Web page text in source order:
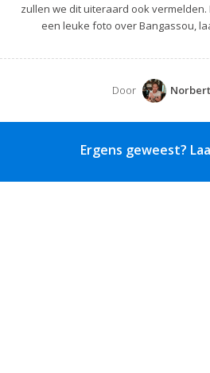
zullen we dit uiteraard ook
een leuke foto over Bangassou,
Door
Ergens geweest?